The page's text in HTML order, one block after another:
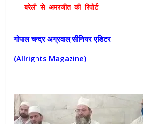
बरेली से अमरजीत की रिपोर्ट
गोपाल चन्द्र अग्रवाल,सीनियर एडिटर
(Allrights Magazine)